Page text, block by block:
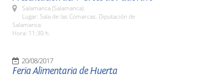
Salamanca (Salamanca)
Lugar: Sala de las Comarcas. Diputación de
Salamanca
Hora: 11:30 h.
20/08/2017
Feria Alimentaria de Huerta